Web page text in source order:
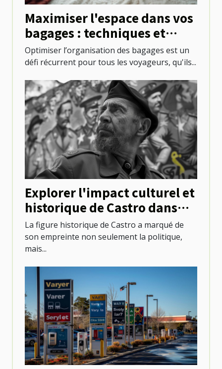
Maximiser l'espace dans vos
bagages : techniques et
astuces
Optimiser l’organisation des bagages est un
défi récurrent pour tous les voyageurs, qu'ils...
Explorer l'impact culturel et
historique de Castro dans
l'évolution urbaine
La figure historique de Castro a marqué de
son empreinte non seulement la politique,
mais...